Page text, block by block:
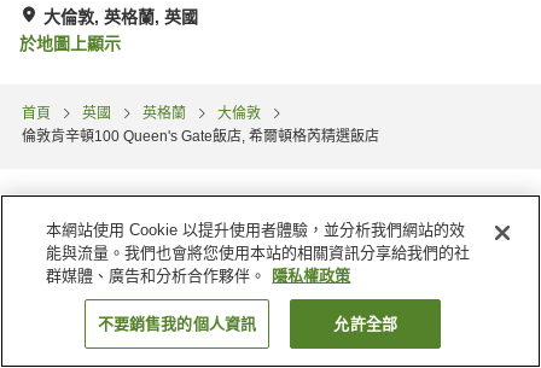
大倫敦, 英格蘭, 英國
於地圖上顯示
首頁 英國 英格蘭
大倫敦
倫敦肯辛頓100 Queen's Gate飯店, 希爾頓格芮精選飯店
找客房
本網站使用 Cookie 以提升使用者體驗，並分析我們網站的效
能與流量。我們也會將您使用本站的相關資訊分享給我們的社
群媒體、廣告和分析合作夥伴。
隱私權政策
不要銷售我的個人資訊 允許全部